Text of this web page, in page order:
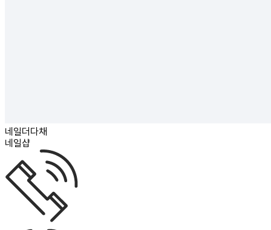
네일더다채
네일샵